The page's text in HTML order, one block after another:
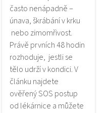
často nenápadně –
únava, škrábání v krku
nebo zimomřivost.
Právě prvních 48 hodin
rozhoduje, jestli se
tělo udrží v kondici. V
článku najdete
ověřený SOS postup
od lékárnice a můžete